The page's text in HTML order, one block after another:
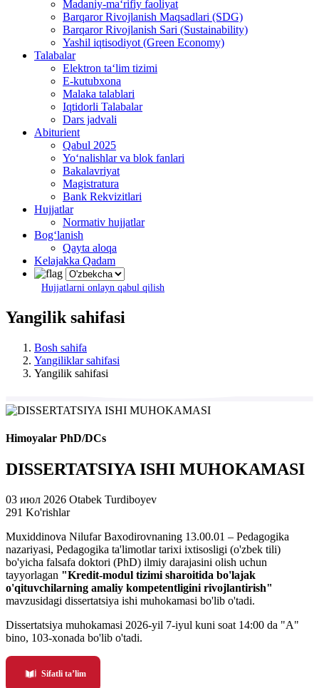
Madaniy-ma‘rifiy faoliyat
Barqaror Rivojlanish Maqsadlari (SDG)
Barqaror Rivojlanish Sari (Sustainability)
Yashil iqtisodiyot (Green Economy)
Talabalar
Elektron ta‘lim tizimi
E-kutubxona
Malaka talablari
Iqtidorli Talabalar
Dars jadvali
Abiturient
Qabul 2025
Yo‘nalishlar va blok fanlari
Bakalavriyat
Magistratura
Bank Rekvizitlari
Hujjatlar
Normativ hujjatlar
Bog‘lanish
Qayta aloqa
Kelajakka Qadam
Hujjatlarni onlayn qabul qilish
Yangilik sahifasi
Bosh sahifa
Yangiliklar sahifasi
Yangilik sahifasi
Himoyalar PhD/DCs
DISSERTATSIYA ISHI MUHOKAMASI
03 июл 2026 Otabek Turdiboyev
291 Ko'rishlar
Muxiddinova Nilufar Baxodirovnaning 13.00.01 – Pedagogika
nazariyasi, Pedagogika ta'limotlar tarixi ixtisosligi (o'zbek tili)
bo'yicha falsafa doktori (PhD) ilmiy darajasini olish uchun
tayyorlagan "Kredit-modul tizimi sharoitida bo'lajak
o'qituvchilarning amaliy kompetentligini rivojlantirish"
mavzusidagi dissertatsiya ishi muhokamasi bo'lib o'tadi.
Dissertatsiya muhokamasi 2026-yil 7-iyul kuni soat 14:00 da "A"
bino, 103-xonada bo'lib o'tadi.
Sifatli ta’lim